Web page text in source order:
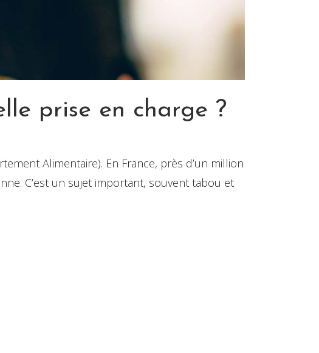
prise en charge ?
Alimentaire). En France, près d’un million
C’est un sujet important, souvent tabou et